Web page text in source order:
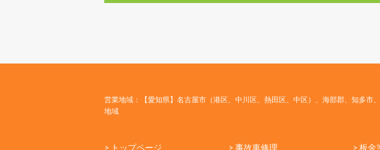
営業地域：【愛知県】名古屋市（港区、中川区、熱田区、中区）、海部郡、知多市
地域
> トップページ > 事故車修理 > 板金